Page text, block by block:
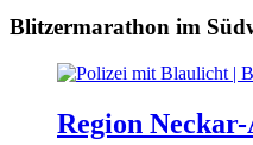
Blitzermarathon im
Region